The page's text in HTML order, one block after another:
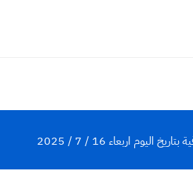
اليوم اربعاء 16 / 7 / 2025